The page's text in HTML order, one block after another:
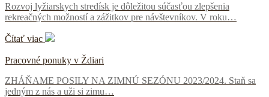
Rozvoj lyžiarskych stredísk je dôležitou súčasťou zlepšenia
rekreačných možností a zážitkov pre návštevníkov. V roku…
Čítať viac
Pracovné ponuky v Ždiari
ZHÁŇAME POSILY NA ZIMNÚ SEZÓNU 2023/2024. Staň sa
jedným z nás a uži si zimu…